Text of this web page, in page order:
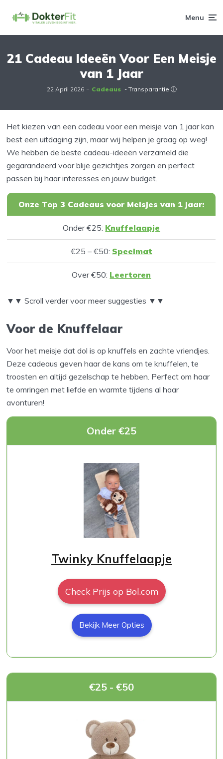
Menu
21 Cadeau Ideeën Voor Een Meisje
van 1 Jaar
22 April 2026 Cadeaus - Transparantie ⓘ
Het kiezen van een cadeau voor een meisje van 1 jaar kan
best een uitdaging zijn, maar wij helpen je graag op weg!
We hebben de beste cadeau-ideeën verzameld die
gegarandeerd voor blije gezichtjes zorgen en perfect
passen bij haar interesses en jouw budget.
Onze Top 3 Cadeaus voor Meisjes van 1 jaar:
Onder €25: Knuffelaapje
€25 – €50: Speelmat
Over €50: Leertoren
▼▼ Scroll verder voor meer suggesties ▼▼
Voor de Knuffelaar
Voor het meisje dat dol is op knuffels en zachte vriendjes.
Deze cadeaus geven haar de kans om te knuffelen, te
troosten en altijd gezelschap te hebben. Perfect om haar
te omringen met liefde en warmte tijdens al haar
avonturen!
Onder €25
Twinky Knuffelaapje
Check Prijs op Bol.com
Bekijk Meer Opties
€25 - €50